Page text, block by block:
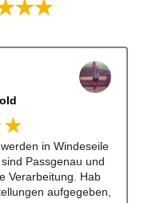
immerwieder